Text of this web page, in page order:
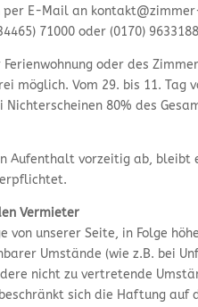
E-Mail an
71000 oder (0170)
oder des
möglich. Vom 29. bis 11. Tag
Nichterscheinen 80% des
Aufenthalt vorzeitig ab, bleibt
Vermieter
von unserer Seite, in Folge
Umstände (wie z.B. bei
nicht zu vertretende
sich die Haftung auf